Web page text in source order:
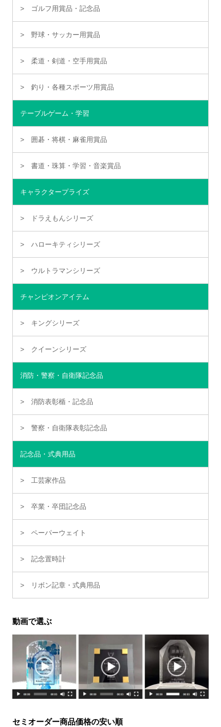
ゴルフ用賞品・記念品
野球・サッカー用賞品
柔道・剣道・空手用賞品
釣り・各種スポーツ用賞品
テーブルゲーム・学習
囲碁・将棋・麻雀用賞品
書道・珠算・学習・音楽賞品
キャラクタープライズ
ドラえもんシリーズ
ハローキティシリーズ
ウルトラマンシリーズ
チャンピオンアイテム
キングシリーズ
クイーンシリーズ
消防・警察・自衛隊記念品
消防表彰楯・記念品
警察・自衛隊表彰記念品
記念品・式典用品
工芸家作品
卒業・卒団記念品
ペーパーウェイト
記念置時計
リボン記章・式典用品
動画で選ぶ
セミオーダー商品価格の安い順